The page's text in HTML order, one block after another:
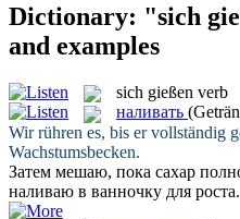
Dictionary: "sich
and examples
sich gießen verb
наливать
Wir rühren es, bis er vollständig
Wachstumsbecken.
Затем мешаю, пока сахар
наливаю в ванночку для роста.